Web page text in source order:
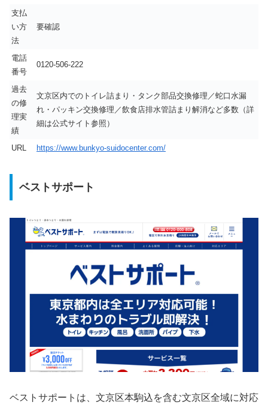
支払
い方
法
要確認
電話
番号
0120-506-222
過去
の修
理実
績
文京区内でのトイレ詰まり・タンク部品交換修理／蛇口水漏
れ・パッキン交換修理／飲食店排水管詰まり解消など多数（詳
細は公式サイト参照）
URL https://www.bunkyo-suidocenter.com/
ベストサポート
ベストサポートは、文京区本駒込を含む文京区全域に対応